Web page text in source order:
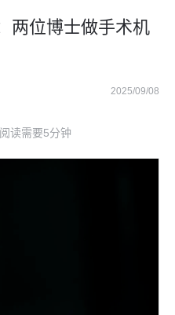
两位博士做手术机
2025/09/08
读需要5分钟